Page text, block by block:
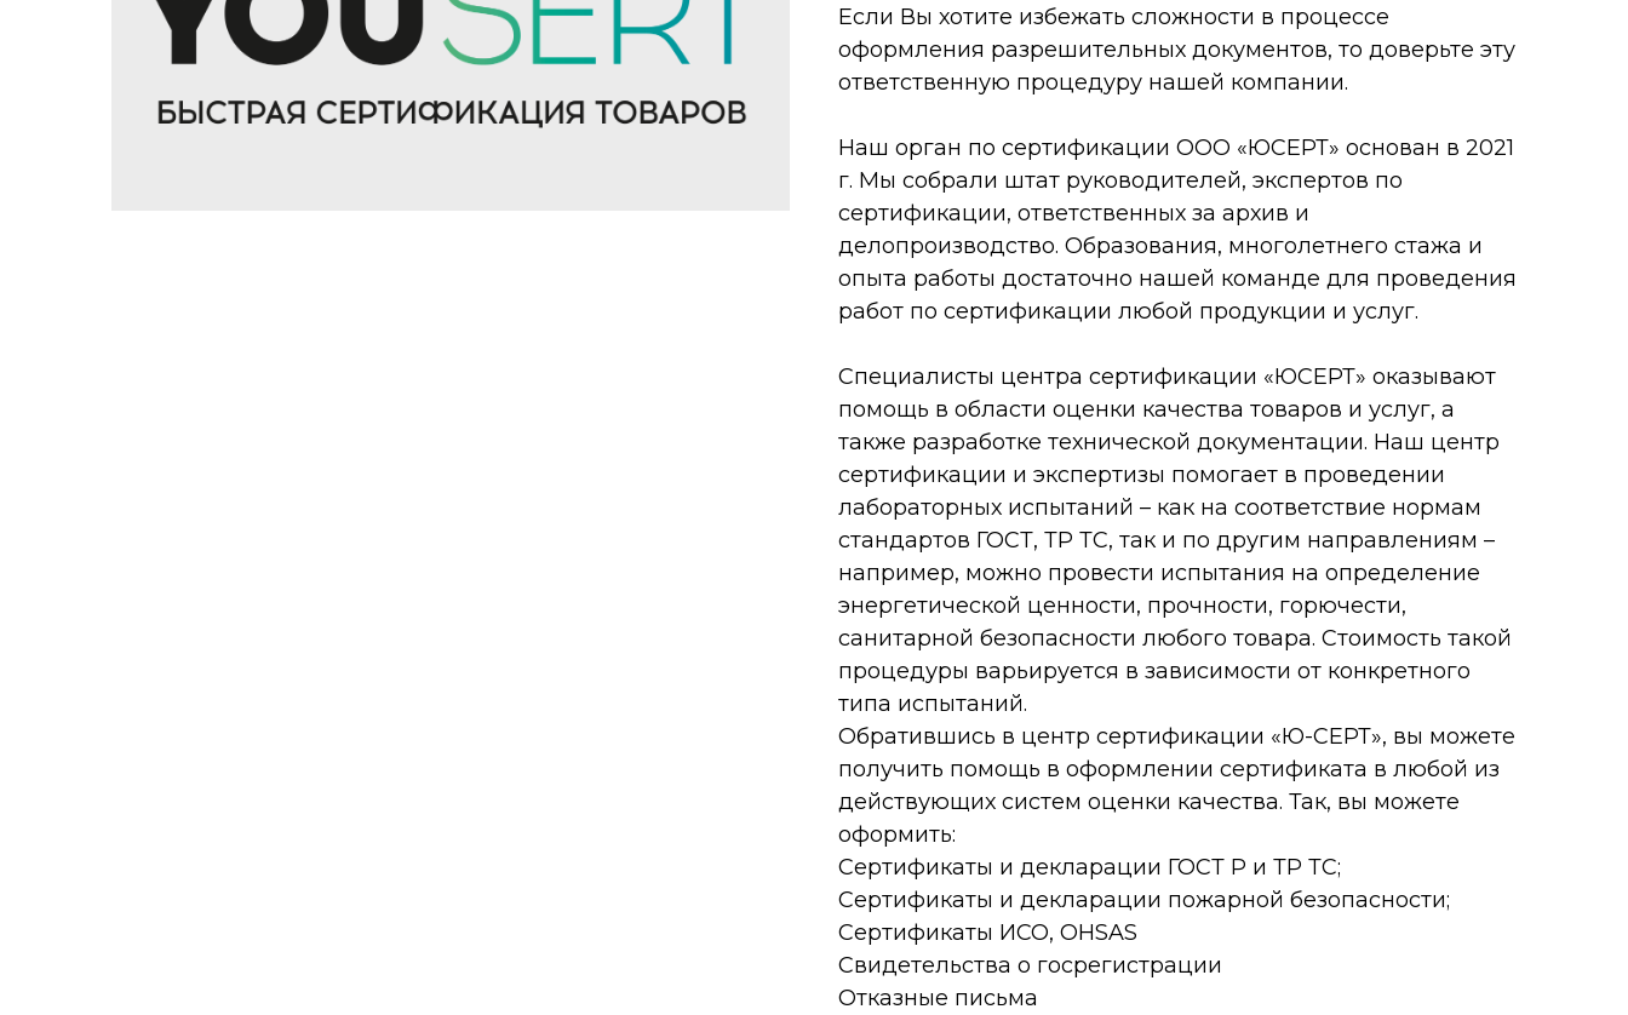
Если Вы хотите избежать сложности в процессе
оформления разрешительных документов, то доверьте эту
ответственную процедуру нашей компании.
Наш орган по сертификации ООО «ЮСЕРТ» основан в 2021
г. Мы собрали штат руководителей, экспертов по
сертификации, ответственных за архив и
делопроизводство. Образования, многолетнего стажа и
опыта работы достаточно нашей команде для проведения
работ по сертификации любой продукции и услуг.
Специалисты центра сертификации «ЮСЕРТ» оказывают
помощь в области оценки качества товаров и услуг, а
также разработке технической документации. Наш центр
сертификации и экспертизы помогает в проведении
лабораторных испытаний – как на соответствие нормам
стандартов ГОСТ, ТР ТС, так и по другим направлениям –
например, можно провести испытания на определение
энергетической ценности, прочности, горючести,
санитарной безопасности любого товара. Стоимость такой
процедуры варьируется в зависимости от конкретного
типа испытаний.
Обратившись в центр сертификации «Ю-СЕРТ», вы можете
получить помощь в оформлении сертификата в любой из
действующих систем оценки качества. Так, вы можете
оформить:
Сертификаты и декларации ГОСТ Р и ТР ТС;
Сертификаты и декларации пожарной безопасности;
​​​​​​​Сертификаты ИСО, OHSAS
​​​​​​​Свидетельства о госрегистрации
​​​​​​​Отказные письма